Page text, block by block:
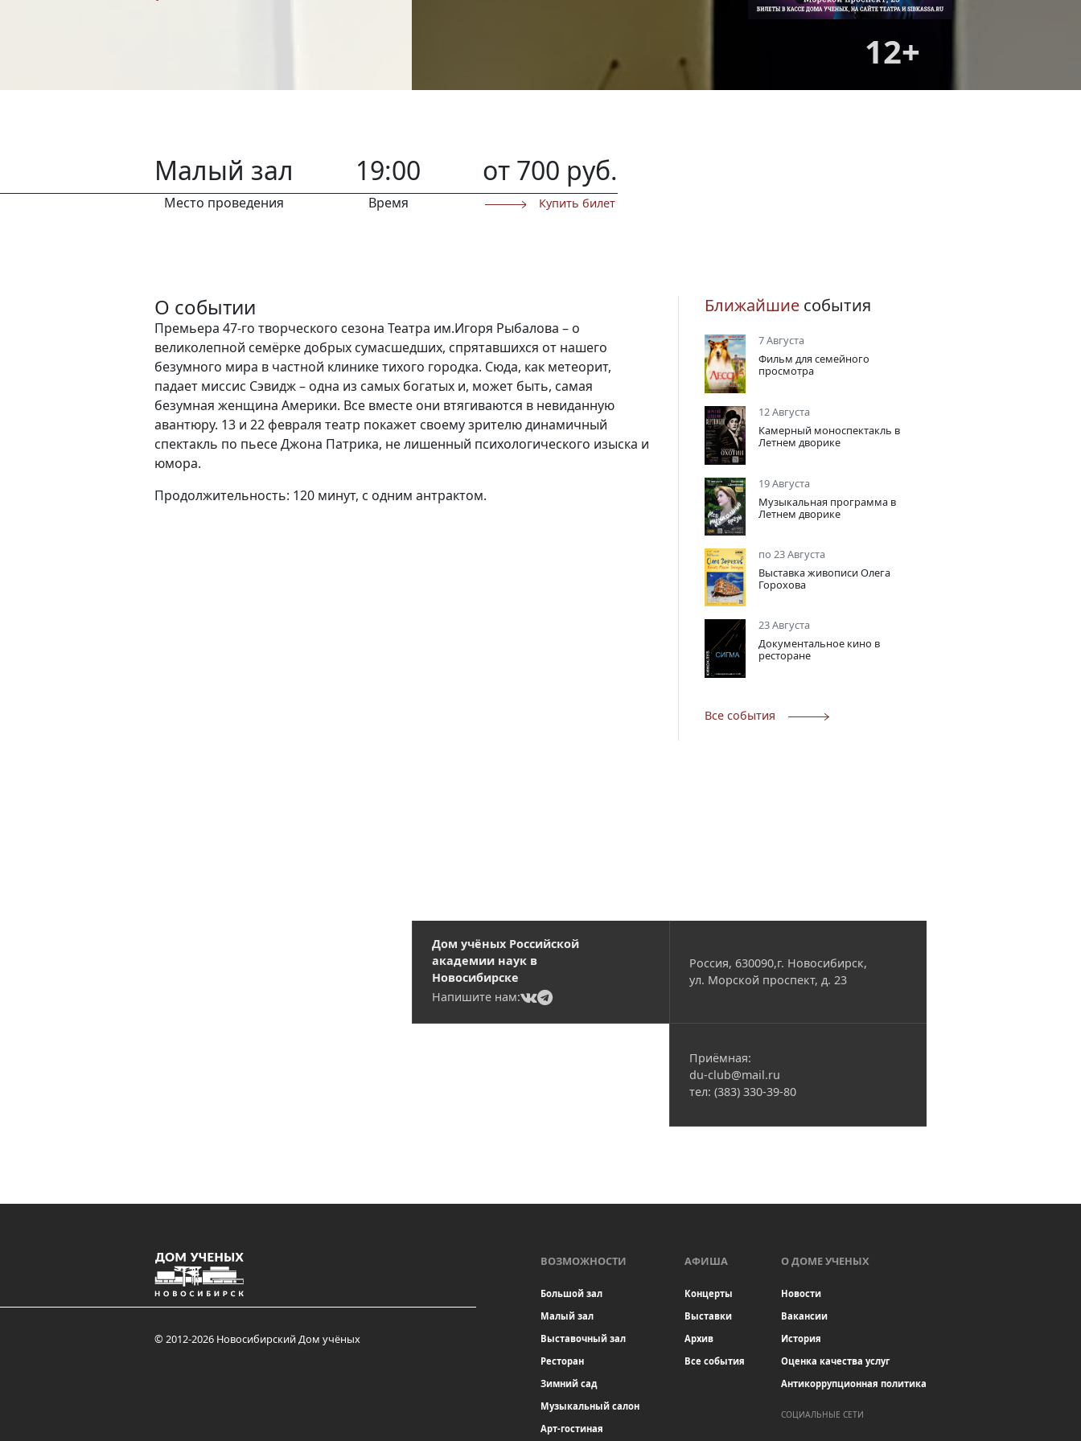
Новости
12+
Малый зал
Место проведения
19:00
Время
от 700 руб.
Купить билет
О событии
Премьера 47-го творческого сезона Театра им.Игоря Рыбалова – о
великолепной семёрке добрых сумасшедших, спрятавшихся от нашего
безумного мира в частной клинике тихого городка. Сюда, как метеорит,
падает миссис Сэвидж – одна из самых богатых и, может быть, самая
безумная женщина Америки. Все вместе они втягиваются в невиданную
авантюру. 13 и 22 февраля театр покажет своему зрителю динамичный
спектакль по пьесе Джона Патрика, не лишенный психологического изыска и
юмора.
Продолжительность: 120 минут, с одним антрактом.
Ближайшие события
7 Августа
Фильм для семейного
просмотра
12 Августа
Камерный моноспектакль в
Летнем дворике
19 Августа
Музыкальная программа в
Летнем дворике
по 23 Августа
Выставка живописи Олега
Горохова
23 Августа
Документальное кино в
ресторане
Все события
Дом учёных Российской
академии наук в
Новосибирске
Напишите нам:
(current)
(current)
Россия, 630090,г. Новосибирск,
ул. Морской проспект, д. 23
Приёмная:
du-club@mail.ru
тел: (383) 330-39-80
© 2012-2026 Новосибирский Дом учёных
ВОЗМОЖНОСТИ
Большой зал
Малый зал
Выставочный зал
Ресторан
Зимний сад
Музыкальный салон
Арт-гостиная
АФИША
Концерты
Выставки
Архив
Все события
О ДОМЕ УЧЕНЫХ
Новости
Вакансии
История
Оценка качества услуг
Антикоррупционная политика
СОЦИАЛЬНЫЕ СЕТИ